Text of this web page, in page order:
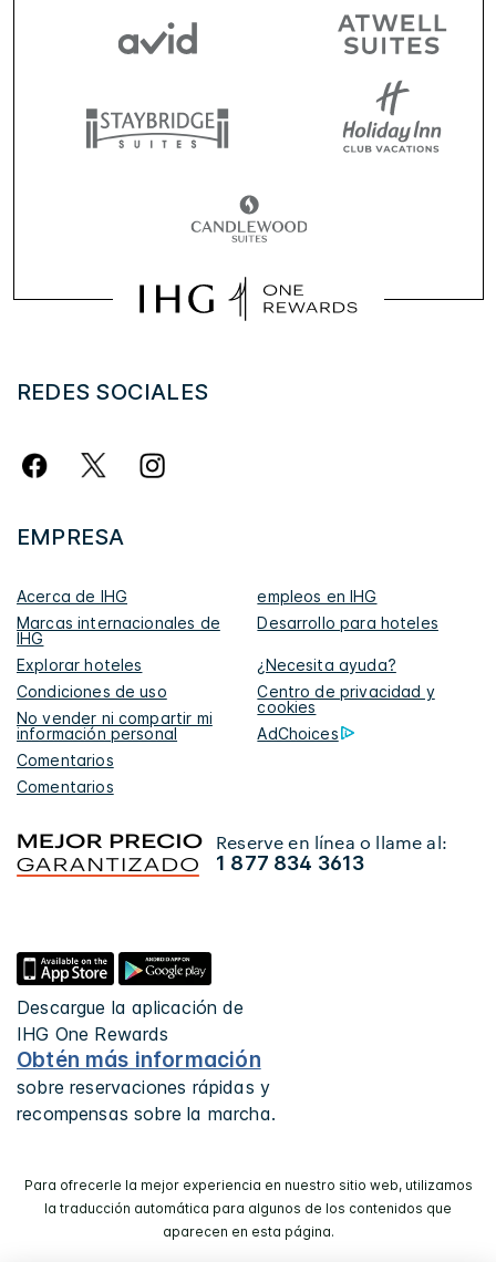
REDES SOCIALES
EMPRESA
Acerca de IHG
empleos en IHG
Marcas internacionales de
IHG
Desarrollo para hoteles
Explorar hoteles
¿Necesita ayuda?
Condiciones de uso
Centro de privacidad y
cookies
No vender ni compartir mi
información personal
AdChoices
Comentarios
Comentarios
Reserve en línea o llame al:
1 877 834 3613
Descargue la aplicación de
IHG One Rewards
Obtén más información
sobre reservaciones rápidas y
recompensas sobre la marcha.
Para ofrecerle la mejor experiencia en nuestro sitio web, utilizamos
la traducción automática para algunos de los contenidos que
aparecen en esta página.